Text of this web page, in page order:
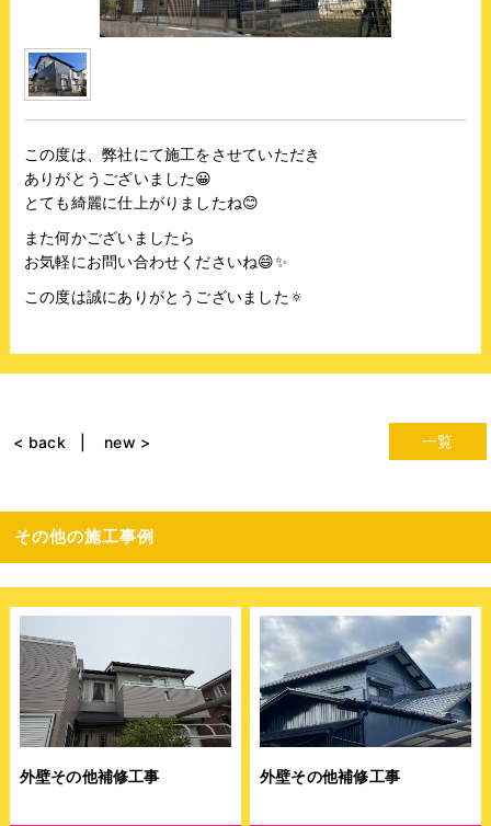
この度は、弊社にて施工をさせていただき
ありがとうございました😀
とても綺麗に仕上がりましたね😊
また何かございましたら
お気軽にお問い合わせくださいね😄✨
この度は誠にありがとうございました🔅
一覧
< back new >
その他の施工事例
外壁その他補修工事 外壁その他補修工事